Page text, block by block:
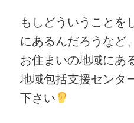
もしどういうことを
にあるんだろうなど
お住まいの地域にあ
地域包括支援センタ
下さい